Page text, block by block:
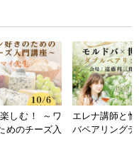
しむ！ ～ワ
めのチーズ入
エレナ講師と
バペアリングデ